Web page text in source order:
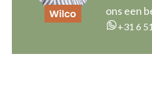
ons een
+31 6